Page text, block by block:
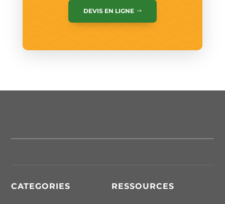
DEVIS EN LIGNE
CATEGORIES RESSOURCES